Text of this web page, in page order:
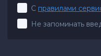
С правилами
Не запоминать